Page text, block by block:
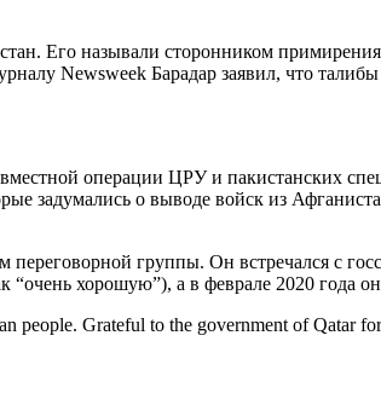
Его называли сторонником
Newsweek Барадар заявил, что
операции ЦРУ и
задумались о выводе войск из
переговорной группы. Он встречался
хорошую”), а в феврале 2020 года
Grateful to the government of Qatar